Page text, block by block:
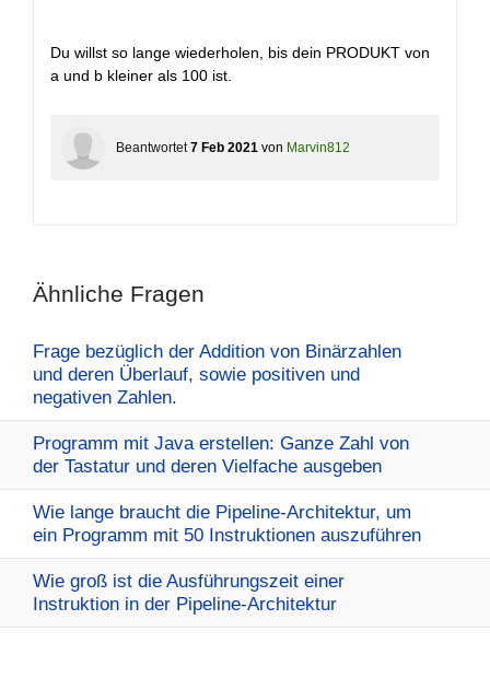
Du willst so lange wiederholen, bis dein PRODUKT von
a und b kleiner als 100 ist.
Beantwortet 7 Feb 2021 von Marvin812
Ähnliche Fragen
Frage bezüglich der Addition von Binärzahlen
und deren Überlauf, sowie positiven und
negativen Zahlen.
Programm mit Java erstellen: Ganze Zahl von
der Tastatur und deren Vielfache ausgeben
Wie lange braucht die Pipeline-Architektur, um
ein Programm mit 50 Instruktionen auszuführen
Wie groß ist die Ausführungszeit einer
Instruktion in der Pipeline-Architektur